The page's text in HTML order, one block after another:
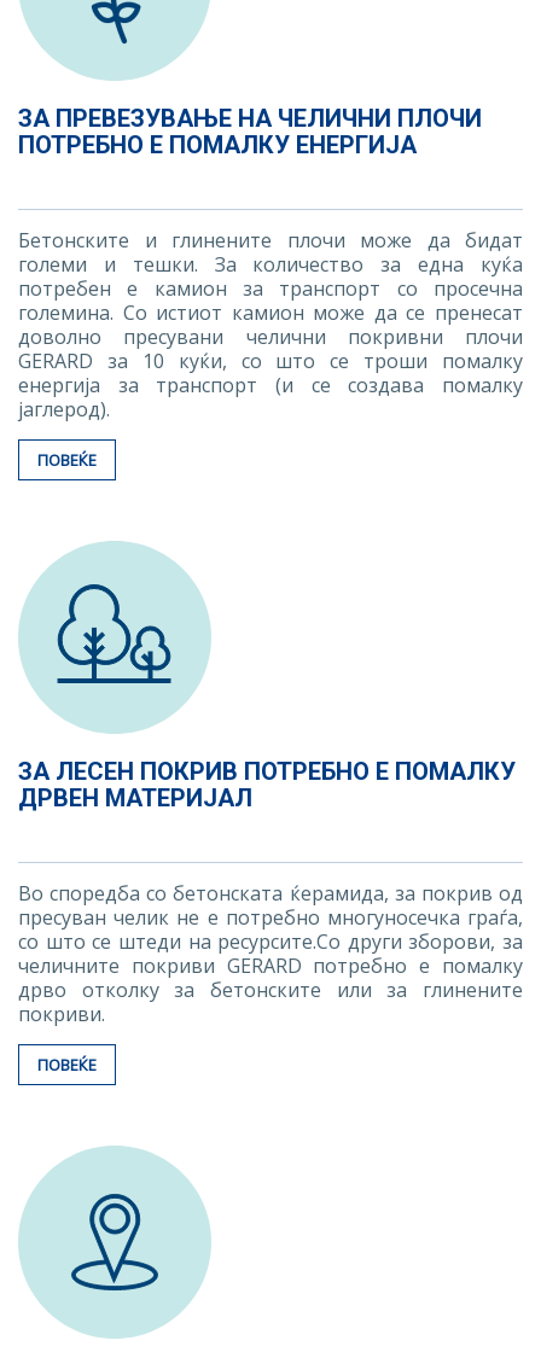
ЗА ПРЕВЕЗУВАЊЕ НА ЧЕЛИЧНИ ПЛОЧИ
ПОТРЕБНО Е ПОМАЛКУ ЕНЕРГИЈА
Бетонските и глинените плочи може да бидат
големи и тешки. За количество за една куќа
потребен е камион за транспорт со просечна
големина. Со истиот камион може да се пренесат
доволно пресувани челични покривни плочи
GERARD за 10 куќи, со што се троши помалку
енергија за транспорт (и се создава помалку
јаглерод).
ПОВЕЌЕ
ЗА ЛЕСЕН ПОКРИВ ПОТРЕБНО Е ПОМАЛКУ
ДРВЕН МАТЕРИЈАЛ
Во споредба со бетонската ќерамида, за покрив од
пресуван челик не е потребно многуносечка граѓа,
со што се штеди на ресурсите.Со други зборови, за
челичните покриви GERARD потребно е помалку
дрво отколку за бетонските или за глинените
покриви.
ПОВЕЌЕ